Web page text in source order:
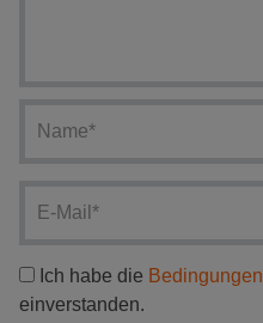
Ich habe die Bedingungen
einverstanden.